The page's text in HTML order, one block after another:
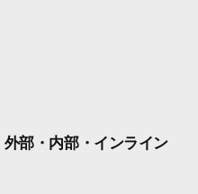
部・内部・インライン